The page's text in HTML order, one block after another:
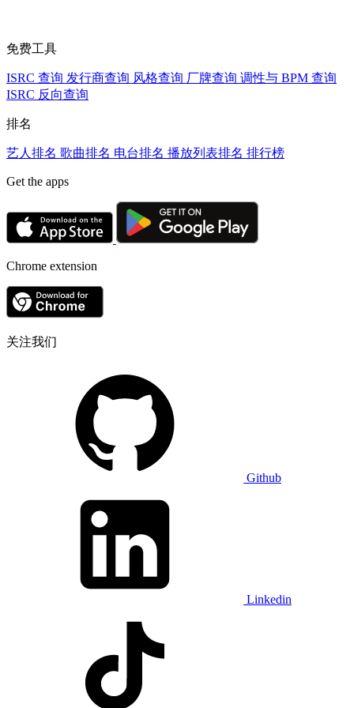
免费工具
ISRC 查询 发行商查询 风格查询 厂牌查询 调性与 BPM 查询
ISRC 反向查询
排名
艺人排名 歌曲排名 电台排名 播放列表排名 排行榜
Get the apps
Chrome extension
关注我们
Github
Linkedin